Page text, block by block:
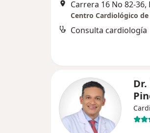
Carrera 16 No 82-36,
Centro Cardiológico
Consulta cardiología